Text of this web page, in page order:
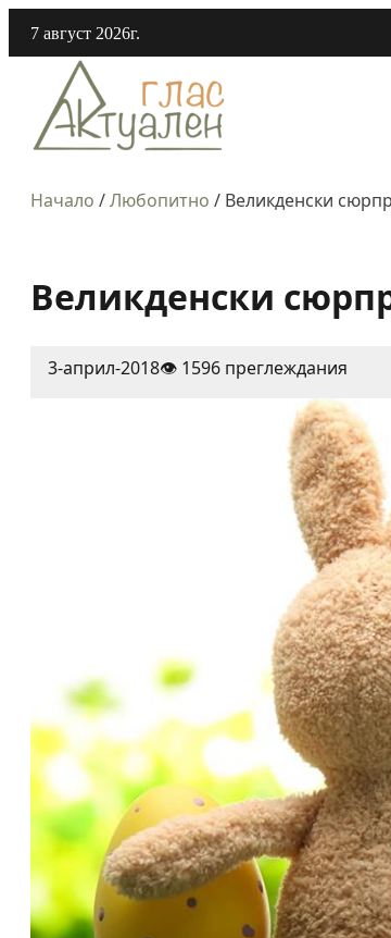
7 август 2026г.
Начало /Любопитно / Великденски
Великденски
3-април-2018👁️ 1596 преглеждания